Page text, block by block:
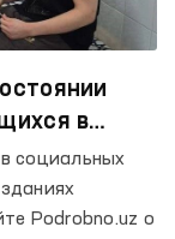
в
социальных
Podrobno.uz о